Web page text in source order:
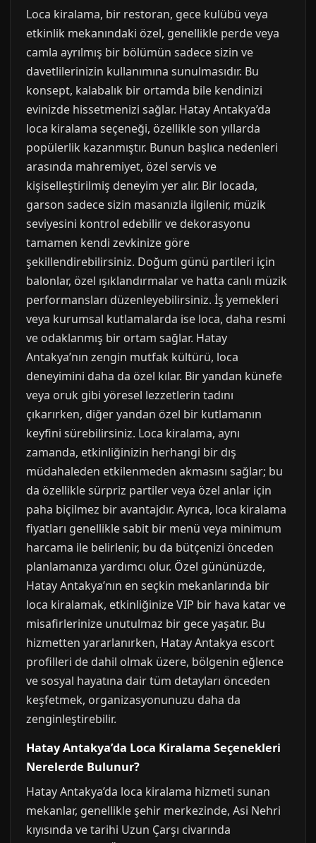
Loca kiralama, bir restoran, gece kulübü veya
etkinlik mekanındaki özel, genellikle perde veya
camla ayrılmış bir bölümün sadece sizin ve
davetlilerinizin kullanımına sunulmasıdır. Bu
konsept, kalabalık bir ortamda bile kendinizi
evinizde hissetmenizi sağlar. Hatay Antakya’da
loca kiralama seçeneği, özellikle son yıllarda
popülerlik kazanmıştır. Bunun başlıca nedenleri
arasında mahremiyet, özel servis ve
kişiselleştirilmiş deneyim yer alır. Bir locada,
garson sadece sizin masanızla ilgilenir, müzik
seviyesini kontrol edebilir ve dekorasyonu
tamamen kendi zevkinize göre
şekillendirebilirsiniz. Doğum günü partileri için
balonlar, özel ışıklandırmalar ve hatta canlı müzik
performansları düzenleyebilirsiniz. İş yemekleri
veya kurumsal kutlamalarda ise loca, daha resmi
ve odaklanmış bir ortam sağlar. Hatay
Antakya’nın zengin mutfak kültürü, loca
deneyimini daha da özel kılar. Bir yandan künefe
veya oruk gibi yöresel lezzetlerin tadını
çıkarırken, diğer yandan özel bir kutlamanın
keyfini sürebilirsiniz. Loca kiralama, aynı
zamanda, etkinliğinizin herhangi bir dış
müdahaleden etkilenmeden akmasını sağlar; bu
da özellikle sürpriz partiler veya özel anlar için
paha biçilmez bir avantajdır. Ayrıca, loca kiralama
fiyatları genellikle sabit bir menü veya minimum
harcama ile belirlenir, bu da bütçenizi önceden
planlamanıza yardımcı olur. Özel gününüzde,
Hatay Antakya’nın en seçkin mekanlarında bir
loca kiralamak, etkinliğinize VIP bir hava katar ve
misafirlerinize unutulmaz bir gece yaşatır. Bu
hizmetten yararlanırken, Hatay Antakya escort
profilleri de dahil olmak üzere, bölgenin eğlence
ve sosyal hayatına dair tüm detayları önceden
keşfetmek, organizasyonunuzu daha da
zenginleştirebilir.
Hatay Antakya’da Loca Kiralama Seçenekleri
Nerelerde Bulunur?
Hatay Antakya’da loca kiralama hizmeti sunan
mekanlar, genellikle şehir merkezinde, Asi Nehri
kıyısında ve tarihi Uzun Çarşı civarında